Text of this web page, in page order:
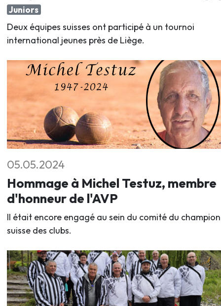
Juniors
Deux équipes suisses ont participé à un tournoi
international jeunes près de Liège.
05.05.2024
Hommage à Michel Testuz, membre
d'honneur de l'AVP
Il était encore engagé au sein du comité du
suisse des clubs.